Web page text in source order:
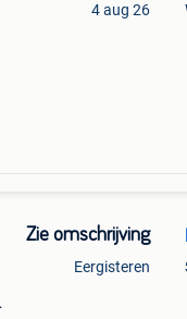
4 aug 26
Zie omschrijving
Eergisteren